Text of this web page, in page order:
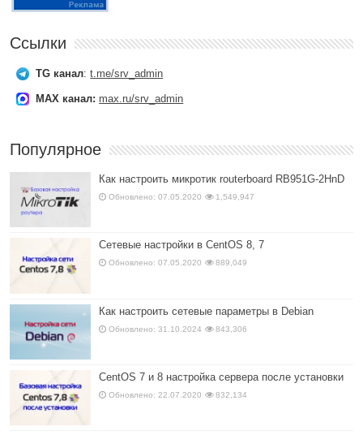
Ссылки
TG канал:t.me/srv_admin
MAX канал: max.ru/srv_admin
Популярное
Как настроить микротик routerboard RB951G-2HnD
Обновлено: 07.05.2020 1,549,947
Сетевые настройки в CentOS 8, 7
Обновлено: 07.05.2020 889,049
Как настроить сетевые параметры в Debian
Обновлено: 31.10.2024 843,306
CentOS 7 и 8 настройка сервера после установки
Обновлено: 22.07.2020 832,134